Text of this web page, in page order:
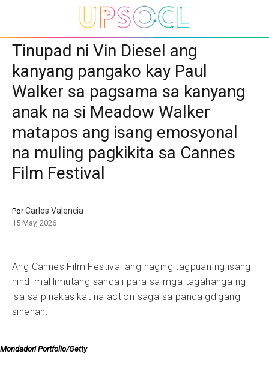
Tinupad ni Vin Diesel ang
kanyang pangako kay Paul
Walker sa pagsama sa kanyang
anak na si Meadow Walker
matapos ang isang emosyonal
na muling pagkikita sa Cannes
Film Festival
PorCarlos Valencia
15 May, 2026
Ang Cannes Film Festival ang naging tagpuan ng isang
hindi malilimutang sandali para sa mga tagahanga ng
isa sa pinakasikat na action saga sa pandaigdigang
sinehan.
Mondadori Portfolio/Getty